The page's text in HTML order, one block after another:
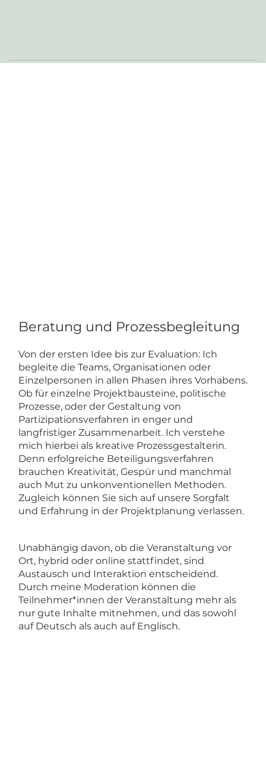
Beratung und Prozessbegleitung
Von der ersten Idee bis zur Evaluation: Ich
begleite die Teams, Organisationen oder
Einzelpersonen in allen Phasen ihres Vorhabens.
Ob für einzelne Projektbausteine, politische
Prozesse, oder der Gestaltung von
Partizipationsverfahren in enger und
langfristiger Zusammenarbeit. Ich verstehe
mich hierbei als kreative Prozessgestalterin.
Denn erfolgreiche Beteiligungsverfahren
brauchen Kreativität, Gespür und manchmal
auch Mut zu unkonventionellen Methoden.
Zugleich können Sie sich auf unsere Sorgfalt
und Erfahrung in der Projektplanung verlassen.
Unabhängig davon, ob die Veranstaltung vor
Ort, hybrid oder online stattfindet, sind
Austausch und Interaktion entscheidend.
Durch meine Moderation können die
Teilnehmer*innen der Veranstaltung mehr als
nur gute Inhalte mitnehmen, und das sowohl
auf Deutsch als auch auf Englisch.